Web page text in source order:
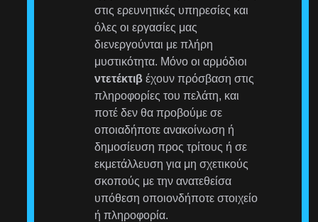
στις ερευνητικές υπηρεσίες και
όλες οι εργασίες μας
διενεργούνται με πλήρη
μυστικότητα. Μόνο οι αρμόδιοι
ντετέκτιβ έχουν πρόσβαση στις
πληροφορίες του πελάτη, και
ποτέ δεν θα προβούμε σε
οποιαδήποτε ανακοίνωση ή
δημοσίευση προς τρίτους ή σε
εκμετάλλευση για μη σχετικούς
σκοπούς με την ανατεθείσα
υπόθεση οποιονδήποτε στοιχείο
ή πληροφορία.